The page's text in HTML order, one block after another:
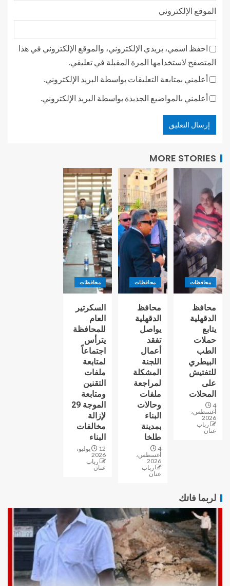
الموقع الإلكتروني
احفظ اسمي، بريدي الإلكتروني، والموقع الإلكتروني في هذا
المتصفح لاستخدامها المرة المقبلة في تعليقي.
أعلمني بمتابعة التعليقات بواسطة البريد الإلكتروني.
أعلمني بالمواضيع الجديدة بواسطة البريد الإلكتروني.
MORE STORIES
محافظات
محافظ
الدقهلية
يتابع
حملات
الطب
البيطري
للتفتيش
على
المحلات
4
أغسطس،
2026
رباب
عنان
محافظات
محافظ
الدقهلية
يواصل
تفقد
أعمال
اللجنة
المشكلة
لمراجعة
ملفات
وحالات
البناء
بمدينة
طلخا
4
أغسطس،
2026
رباب
عنان
محافظات
السكرتير
العام
للمحافظة
يترأس
اجتماعاً
لمتابعة
ملفات
التقنين
ومتابعة
الموجة 29
لإزالة
مخالفات
البناء
12 يوليو،
2026
رباب
عنان
لربما فاتك